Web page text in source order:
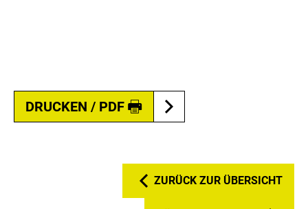
DRUCKEN / PDF
ZURÜCK ZUR ÜBERSICHT